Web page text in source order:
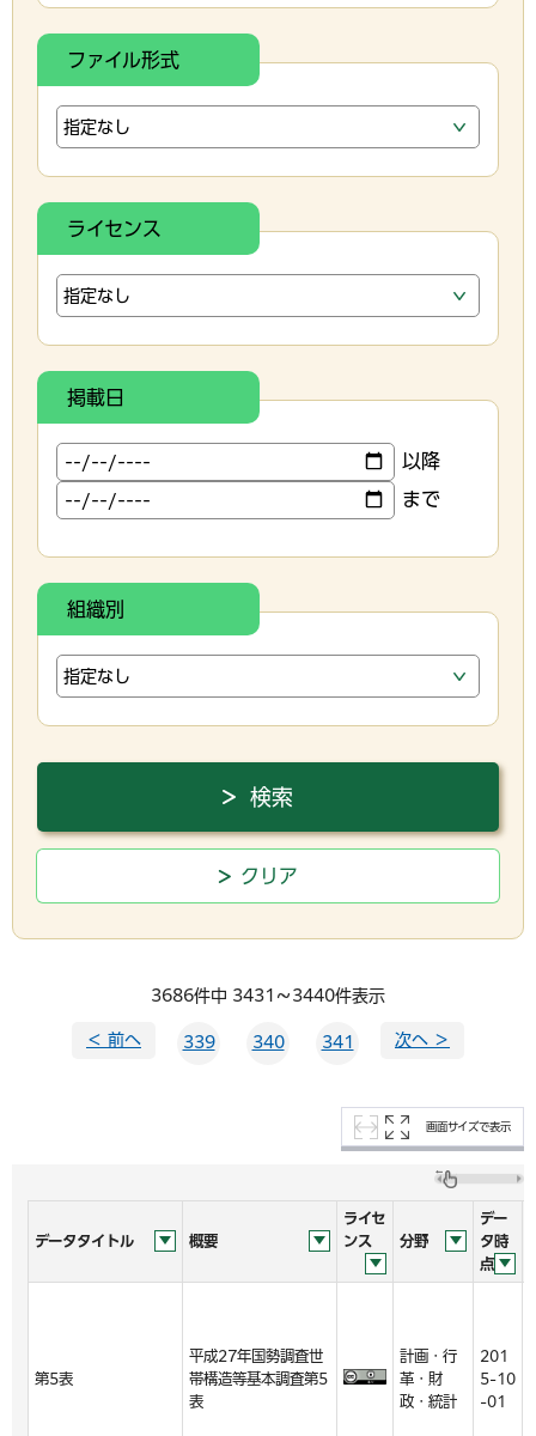
ファイル形式
ライセンス
掲載日
以降
まで
組織別
3686件中 3431～3440件表示
＜ 前へ 339 340 341 次へ ＞
画面サイズで表示
データタイトル 概要
ライセ
ンス
分野
デー
タ時
点
第5表
平成27年国勢調査世
帯構造等基本調査第5
表
計画・行
革・財
政・統計
201
5-10
-01